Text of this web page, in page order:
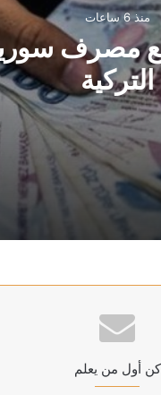
منذ 6 ساعات
مصرف
التركية
بالليرة التركية
كن أول من يعلم